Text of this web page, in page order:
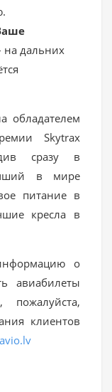
на дальних
обладателем
Skytrax
сразу в
в мире
питание в
кресла в
о
авиабилеты
клиентов